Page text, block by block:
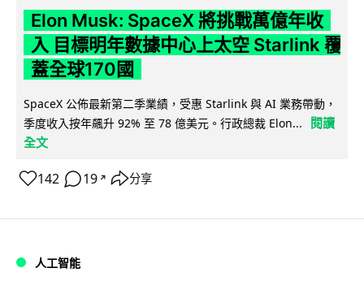
Elon Musk: SpaceX 將挑戰萬億年收
入 目標明年數據中心上太空 Starlink 覆
蓋全球170國
SpaceX 公佈最新第二季業績，受惠 Starlink 與 AI 業務帶動，
季度收入按年飆升 92% 至 78 億美元。行政總裁 Elon...
閱讀
全文
142 19 ↗ 分享
人工智能